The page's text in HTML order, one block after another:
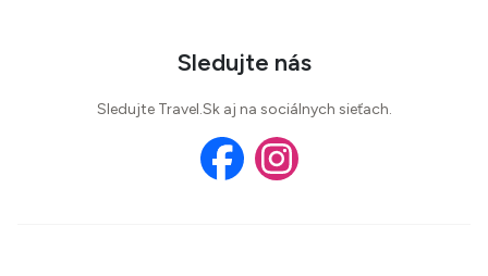
Sledujte nás
Sledujte Travel.Sk aj na sociálnych sieťach.